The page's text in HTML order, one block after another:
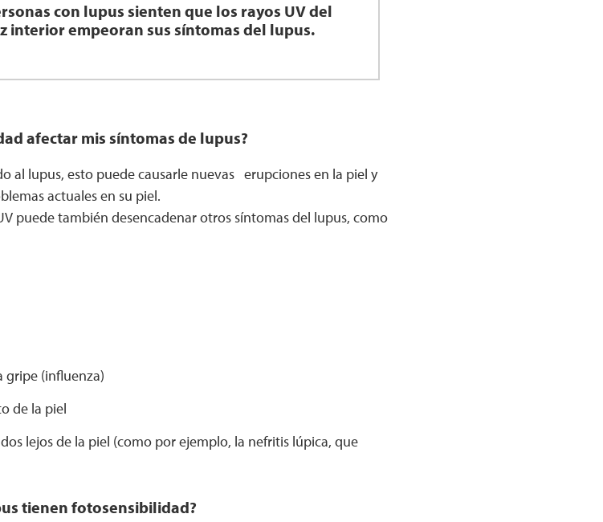
con lupus sienten que los rayos UV del
interior empeoran sus síntomas del lupus.
afectar mis síntomas de lupus?
al lupus, esto puede causarle nuevas erupciones en la piel y
actuales en su piel.
puede también desencadenar otros síntomas del lupus, como
gripe (influenza)
de la piel
lejos de la piel (como por ejemplo, la nefritis lúpica, que
tienen fotosensibilidad?